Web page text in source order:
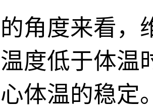
角度来看，
度低于体温
体温的稳定